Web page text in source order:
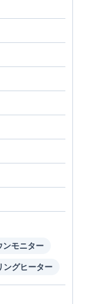
ンモニター
ングヒーター